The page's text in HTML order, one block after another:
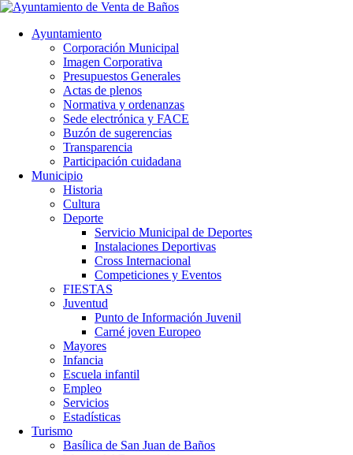
Ayuntamiento
Corporación Municipal
Imagen Corporativa
Presupuestos Generales
Actas de plenos
Normativa y ordenanzas
Sede electrónica y FACE
Buzón de sugerencias
Transparencia
Participación cuidadana
Municipio
Historia
Cultura
Deporte
Servicio Municipal de Deportes
Instalaciones Deportivas
Cross Internacional
Competiciones y Eventos
FIESTAS
Juventud
Punto de Información Juvenil
Carné joven Europeo
Mayores
Infancia
Escuela infantil
Empleo
Servicios
Estadísticas
Turismo
Basílica de San Juan de Baños